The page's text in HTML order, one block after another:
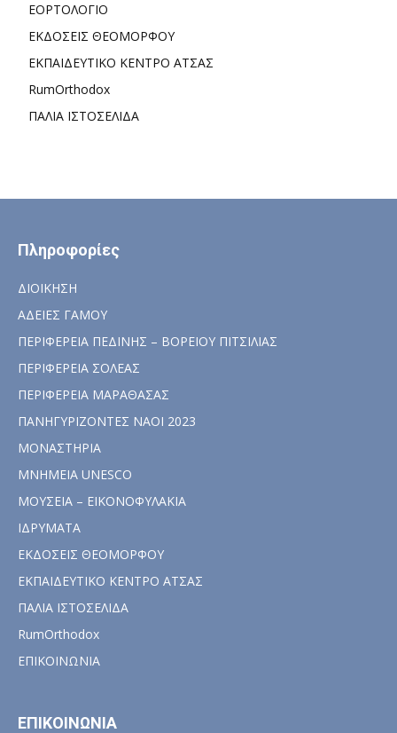
ΕΟΡΤΟΛΟΓΙΟ
ΕΚΔΟΣΕΙΣ ΘΕΟΜΟΡΦΟΥ
ΕΚΠΑΙΔΕΥΤΙΚΟ ΚΕΝΤΡΟ ΑΤΣΑΣ
RumOrthodox
ΠΑΛΙΑ ΙΣΤΟΣΕΛΙΔΑ
Πληροφορίες
ΔΙΟΙΚΗΣΗ
ΑΔΕΙΕΣ ΓΑΜΟΥ
ΠΕΡΙΦΕΡΕΙΑ ΠΕΔΙΝΗΣ – ΒΟΡΕΙΟΥ ΠΙΤΣΙΛΙΑΣ
ΠΕΡΙΦΕΡΕΙΑ ΣΟΛΕΑΣ
ΠΕΡΙΦΕΡΕΙΑ ΜΑΡΑΘΑΣΑΣ
ΠΑΝΗΓΥΡΙΖΟΝΤΕΣ ΝΑΟΙ 2023
ΜΟΝΑΣΤΗΡΙΑ
ΜΝΗΜΕΙΑ UNESCO
ΜΟΥΣΕΙΑ – ΕΙΚΟΝΟΦΥΛΑΚΙΑ
ΙΔΡΥΜΑΤΑ
ΕΚΔΟΣΕΙΣ ΘΕΟΜΟΡΦΟΥ
ΕΚΠΑΙΔΕΥΤΙΚΟ ΚΕΝΤΡΟ ΑΤΣΑΣ
ΠΑΛΙΑ ΙΣΤΟΣΕΛΙΔΑ
RumOrthodox
ΕΠΙΚΟΙΝΩΝΙΑ
ΕΠΙΚΟΙΝΩΝΙΑ